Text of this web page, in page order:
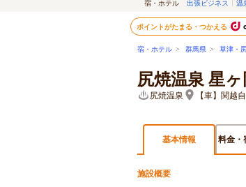
宿・ホテル 出張ビジネス 温
ポイントがたまる・つかえる
宿・ホテル > 群馬県 > 草津・
尻焼温泉 星
尻焼温泉 【車】関越
基本情報 料金・
施設概要